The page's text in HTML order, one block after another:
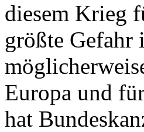
diesem Krieg
größte Gefahr
Europa und
hat